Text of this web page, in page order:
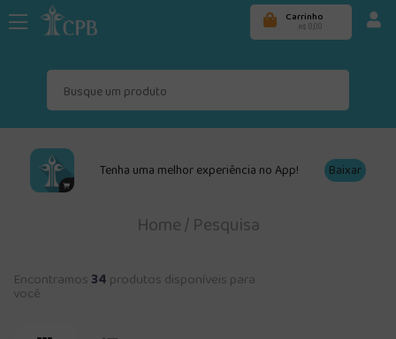
Carrinho
R$ 0,00
Tenha uma melhor experiência no App! Baixar
Home/Pesquisa
Encontramos34 produtos disponíveis para
você